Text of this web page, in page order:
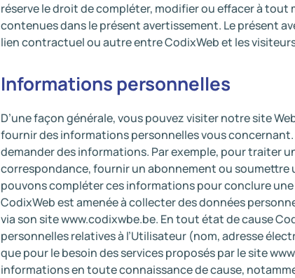
réserve le droit de compléter, modifier ou effacer à
contenues dans le présent avertissement. Le présent
lien contractuel ou autre entre CodixWeb et les
Informations personnelles
D’une façon générale, vous pouvez visiter notre site
fournir des informations personnelles vous
demander des informations. Par exemple, pour traiter
correspondance, fournir un abonnement ou soumettre
pouvons compléter ces informations pour conclure
CodixWeb est amenée à collecter des données
via son site www.codixwbe.be. En tout état de cause
personnelles relatives à l’Utilisateur (nom, adresse
que pour le besoin des services proposés par le site
informations en toute connaissance de cause,